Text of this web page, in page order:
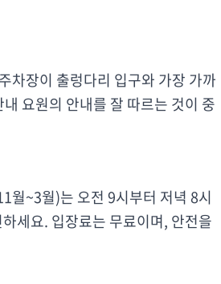
차장이 출렁다리 입구와 가장 가까
요원의 안내를 잘 따르는 것이 중
월~3월)는 오전 9시부터 저녁 8시
세요. 입장료는 무료이며, 안전을